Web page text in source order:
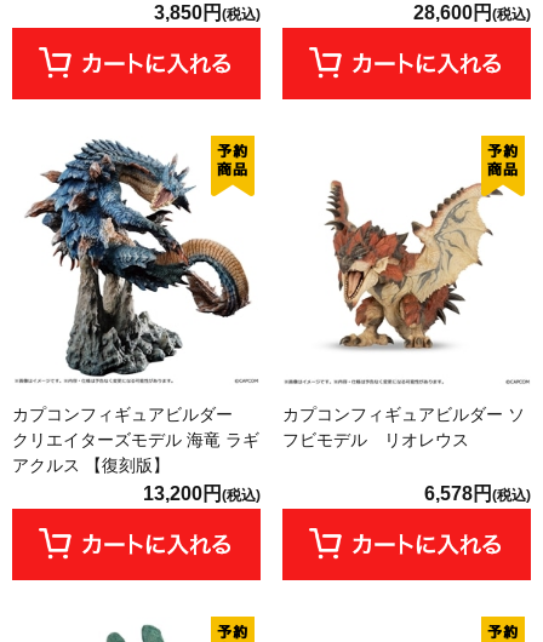
3,850円 (税込) 28,600円 (税込)
カプコンフィギュアビルダー
クリエイターズモデル 海竜 ラギ
アクルス 【復刻版】
13,200円 (税込)
カプコンフィギュアビルダー ソ
フビモデル リオレウス
6,578円 (税込)